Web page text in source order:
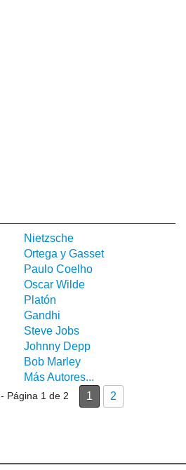
Nietzsche
Ortega y Gasset
Paulo Coelho
Oscar Wilde
Platón
Gandhi
Steve Jobs
Johnny Depp
Bob Marley
Más Autores...
- Página 1 de 2 1
2